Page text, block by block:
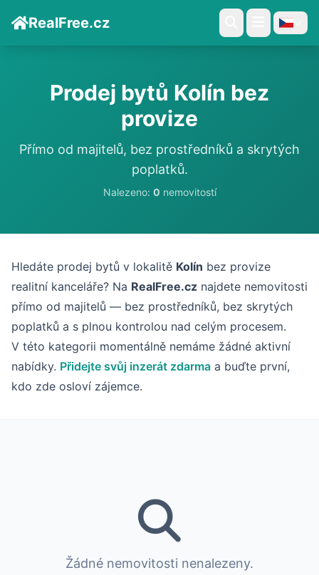
RealFree.cz
Prodej bytů Kolín bez
provize
Přímo od majitelů, bez prostředníků a skrytých
poplatků.
Nalezeno: 0 nemovitostí
Hledáte prodej bytů v lokalitě Kolín bez provize
realitní kanceláře? Na RealFree.cz najdete nemovitosti
přímo od majitelů — bez prostředníků, bez skrytých
poplatků a s plnou kontrolou nad celým procesem.
V této kategorii momentálně nemáme žádné aktivní
nabídky. Přidejte svůj inzerát zdarma a buďte první,
kdo zde osloví zájemce.
Žádné nemovitosti nenalezeny.